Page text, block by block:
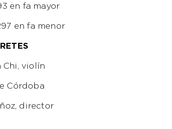
en fa mayor
en fa menor
Chi, violín
Córdoba
director